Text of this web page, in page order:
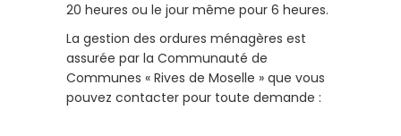
20 heures ou le jour même pour 6 heures.
La gestion des ordures ménagères est
assurée par la Communauté de
Communes « Rives de Moselle » que vous
pouvez contacter pour toute demande :